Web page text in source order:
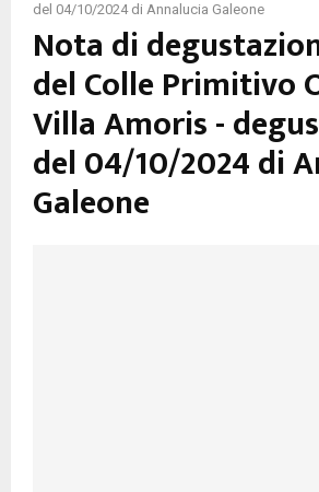
del 04/10/2024 di Annalucia Galeone
Nota di
del Colle Primitivo
Villa Amoris -
del 04/10/2024 di
Galeone